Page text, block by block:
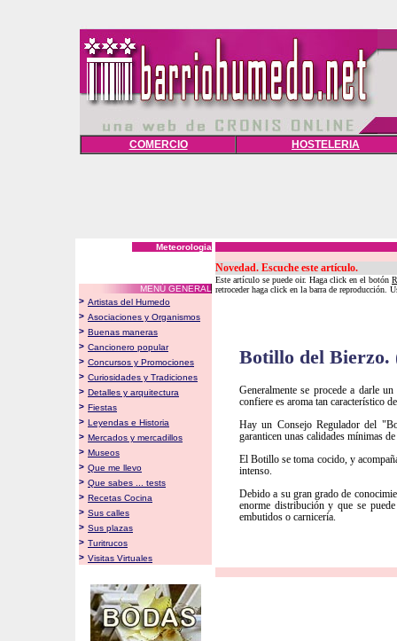
COMERCIO HOSTELERIA
Meteorologia
MENÚ GENERAL
> Artistas del Humedo
> Asociaciones y Organismos
> Buenas maneras
> Cancionero popular
> Concursos y Promociones
> Curiosidades y Tradiciones
> Detalles y arquitectura
> Fiestas
> Leyendas e Historia
> Mercados y mercadillos
> Museos
> Que me llevo
> Que sabes ... tests
> Recetas Cocina
> Sus calles
> Sus plazas
> Turitrucos
> Visitas Virtuales
Novedad. Escuche este artículo.
Este artículo se puede oir. Haga click en el botón
retroceder haga click en la barra de reproducción.
Botillo del Bierzo.
Generalmente se procede a darle
confiere es aroma tan característico
Hay un Consejo Regulador del
garanticen unas calidades mínimas
El Botillo se toma cocido, y
intenso.
Debido a su gran grado de
enorme distribución y que se
embutidos o carnicería.